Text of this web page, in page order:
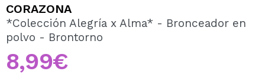
Al crear una cuenta en Maquillalia.com podrás realizar
tus compras rápidamente, revisar el estado de tus
CORAZONA
*Colección Alegría x Alma* - Bronceador en
polvo - Brontorno
8,99€